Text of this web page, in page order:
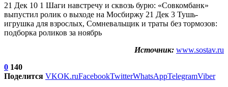
21 Дек 10 1 Шаги навстречу и сквозь бурю: «Совкомбанк»
выпустил ролик о выходе на Мосбиржу 21 Дек 3 Тушь-
игрушка для взрослых, Сомневальщик и траты без тормозов:
подборка роликов за ноябрь
Источник: www.sostav.ru
0 140
Поделится VKOK.ruFacebookTwitterWhatsAppTelegramViber